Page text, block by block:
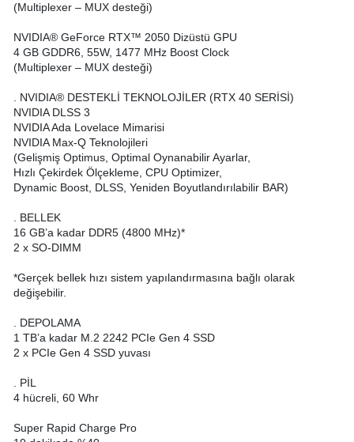
(Multiplexer – MUX desteği)
NVIDIA® GeForce RTX™ 2050 Dizüstü GPU
4 GB GDDR6, 55W, 1477 MHz Boost Clock
(Multiplexer – MUX desteği)
. NVIDIA® DESTEKLİ TEKNOLOJİLER (RTX 40 SERİSİ)
NVIDIA DLSS 3
NVIDIA Ada Lovelace Mimarisi
NVIDIA Max-Q Teknolojileri
(Gelişmiş Optimus, Optimal Oynanabilir Ayarlar,
Hızlı Çekirdek Ölçekleme, CPU Optimizer,
Dynamic Boost, DLSS, Yeniden Boyutlandırılabilir BAR)
. BELLEK
16 GB’a kadar DDR5 (4800 MHz)*
2 x SO-DIMM
*Gerçek bellek hızı sistem yapılandırmasına bağlı olarak
değişebilir.
. DEPOLAMA
1 TB’a kadar M.2 2242 PCIe Gen 4 SSD
2 x PCIe Gen 4 SSD yuvası
. PİL
4 hücreli, 60 Whr
Super Rapid Charge Pro